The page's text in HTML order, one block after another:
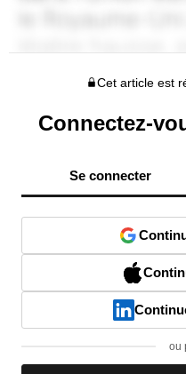
Cet article est
Connectez-
Se connecter
ou